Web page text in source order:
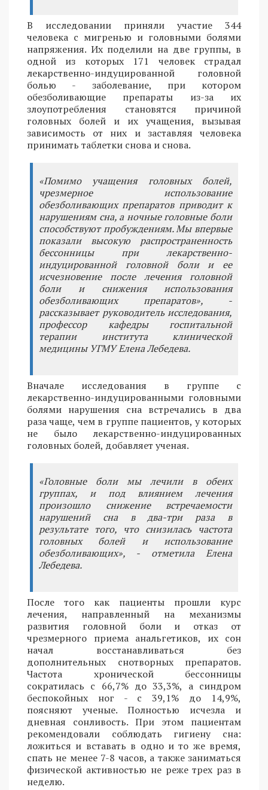
В исследовании приняли участие 344
человека с мигренью и головными болями
напряжения. Их поделили на две группы, в
одной из которых 171 человек страдал
лекарственно-индуцированной головной
болью - заболевание, при котором
обезболивающие препараты из-за их
злоупотребления становятся причиной
головных болей и их учащения, вызывая
зависимость от них и заставляя человека
принимать таблетки снова и снова.
«Помимо учащения головных болей,
чрезмерное использование
обезболивающих препаратов приводит к
нарушениям сна, а ночные головные боли
способствуют пробуждениям. Мы впервые
показали высокую распространенность
бессонницы при лекарственно-
индуцированной головной боли и ее
исчезновение после лечения головной
боли и снижения использования
обезболивающих препаратов», -
рассказывает руководитель исследования,
профессор кафедры госпитальной
терапии института клинической
медицины УГМУ Елена Лебедева.
Вначале исследования в группе с
лекарственно-индуцированными головными
болями нарушения сна встречались в два
раза чаще, чем в группе пациентов, у которых
не было лекарственно-индуцированных
головных болей, добавляет ученая.
«Головные боли мы лечили в обеих
группах, и под влиянием лечения
произошло снижение встречаемости
нарушений сна в два-три раза в
результате того, что снизилась частота
головных болей и использование
обезболивающих», - отметила Елена
Лебедева.
После того как пациенты прошли курс
лечения, направленный на механизмы
развития головной боли и отказ от
чрезмерного приема анальгетиков, их сон
начал восстанавливаться без
дополнительных снотворных препаратов.
Частота хронической бессонницы
сократилась с 66,7% до 33,3%, а синдром
беспокойных ног - с 39,1% до 14,9%,
поясняют ученые. Полностью исчезла и
дневная сонливость. При этом пациентам
рекомендовали соблюдать гигиену сна:
ложиться и вставать в одно и то же время,
спать не менее 7-8 часов, а также заниматься
физической активностью не реже трех раз в
неделю.